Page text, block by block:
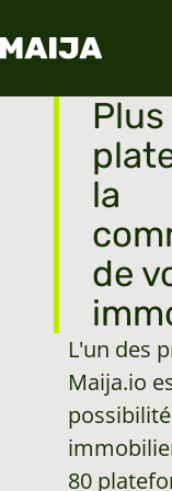
la
de
L'un des
Maija.io
80